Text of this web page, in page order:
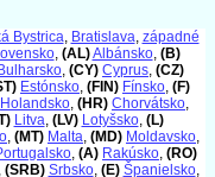
Bystrica, Bratislava, západné
, (AL)Albánsko, (B)
Bulharsko, (CY) Cyprus, (CZ)
Estónsko, (FIN) Fínsko, (F)
Holandsko, (HR) Chorvátsko,
Litva, (LV) Lotyšsko, (L)
, (MT) Malta, (MD) Moldavsko,
, (A) Rakúsko, (RO)
(SRB) Srbsko, (E) Španielsko,